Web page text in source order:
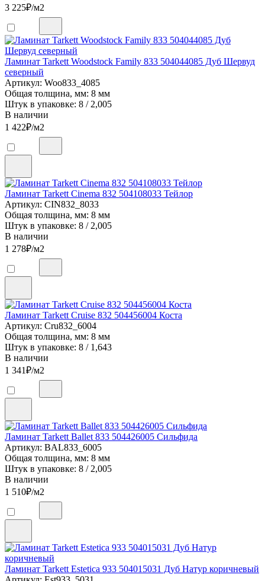
3 225₽/м2
Ламинат Tarkett Woodstock Family 833 504044085 Дуб Шервуд
северный
Артикул: Woo833_4085
Общая толщина, мм: 8 мм
Штук в упаковке: 8 / 2,005
В наличии
1 422₽/м2
Ламинат Tarkett Cinema 832 504108033 Тейлор
Артикул: CIN832_8033
Общая толщина, мм: 8 мм
Штук в упаковке: 8 / 2,005
В наличии
1 278₽/м2
Ламинат Tarkett Cruise 832 504456004 Коста
Артикул: Cru832_6004
Общая толщина, мм: 8 мм
Штук в упаковке: 8 / 1,643
В наличии
1 341₽/м2
Ламинат Tarkett Ballet 833 504426005 Сильфида
Артикул: BAL833_6005
Общая толщина, мм: 8 мм
Штук в упаковке: 8 / 2,005
В наличии
1 510₽/м2
Ламинат Tarkett Estetica 933 504015031 Дуб Натур коричневый